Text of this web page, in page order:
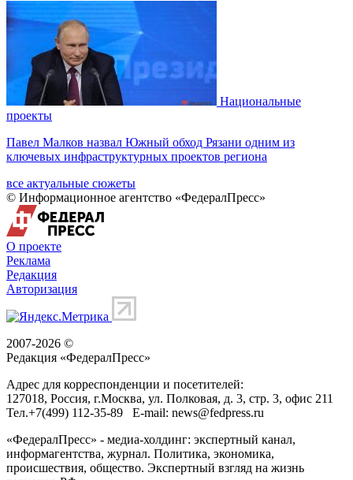
Национальные
проекты
Павел Малков назвал Южный обход Рязани одним из
ключевых инфраструктурных проектов региона
все актуальные сюжеты
© Информационное агентство «ФедералПресс»
О проекте
Реклама
Редакция
Авторизация
2007-2026 ©
Редакция «ФедералПресс»
Адрес для корреспонденции и посетителей:
127018, Россия, г.Москва, ул. Полковая, д. 3, стр. 3, офис 211
Тел.+7(499) 112-35-89 E-mail: news@fedpress.ru
«ФедералПресс» - медиа-холдинг: экспертный канал,
информагентства, журнал. Политика, экономика,
происшествия, общество. Экспертный взгляд на жизнь